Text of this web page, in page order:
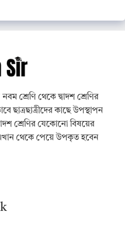
শ্রেণি থেকে দ্বাদশ শ্রেণির
ছাত্রছাত্রীদের কাছে উপস্থাপন
শ্রেণির যেকোনো বিষয়ের
এখান থেকে পেয়ে উপকৃত হবেন